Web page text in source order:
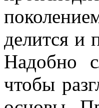
делится и
Надобно
чтобы